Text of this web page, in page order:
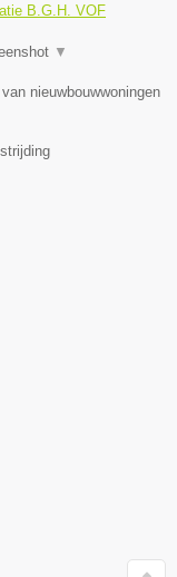
B.G.H. VOF
▼
nieuwbouwwoningen